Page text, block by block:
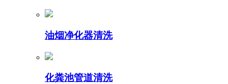
油烟净化器清洗
化粪池管道清洗